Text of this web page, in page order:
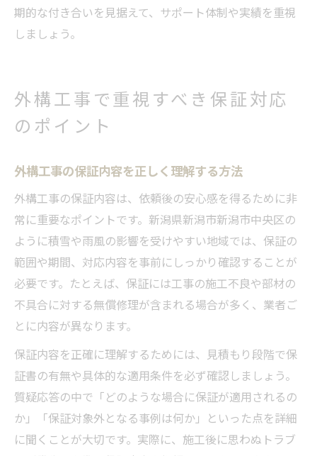
期的な付き合いを見据えて、サポート体制や実績を重視
しましょう。
外構工事で重視すべき保証対応
のポイント
外構工事の保証内容を正しく理解する方法
外構工事の保証内容は、依頼後の安心感を得るために非
常に重要なポイントです。新潟県新潟市新潟市中央区の
ように積雪や雨風の影響を受けやすい地域では、保証の
範囲や期間、対応内容を事前にしっかり確認することが
必要です。たとえば、保証には工事の施工不良や部材の
不具合に対する無償修理が含まれる場合が多く、業者ご
とに内容が異なります。
保証内容を正確に理解するためには、見積もり段階で保
証書の有無や具体的な適用条件を必ず確認しましょう。
質疑応答の中で「どのような場合に保証が適用されるの
か」「保証対象外となる事例は何か」といった点を詳細
に聞くことが大切です。実際に、施工後に思わぬトラブ